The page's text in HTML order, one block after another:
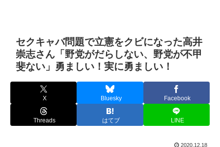
セクキャバ問題で立憲をクビになった高井
崇志さん「野党がだらしない、野党が不甲
斐ない」勇ましい！実に勇ましい！
X Bluesky Facebook
Threads はてブ LINE
2020.12.18